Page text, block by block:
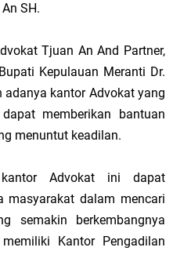
SH.
Tjuan An And Partner,
Kepulauan Meranti Dr.
adanya kantor Advokat yang
memberikan bantuan
menuntut keadilan.
Advokat ini dapat
masyarakat dalam mencari
semakin berkembangnya
Kantor Pengadilan